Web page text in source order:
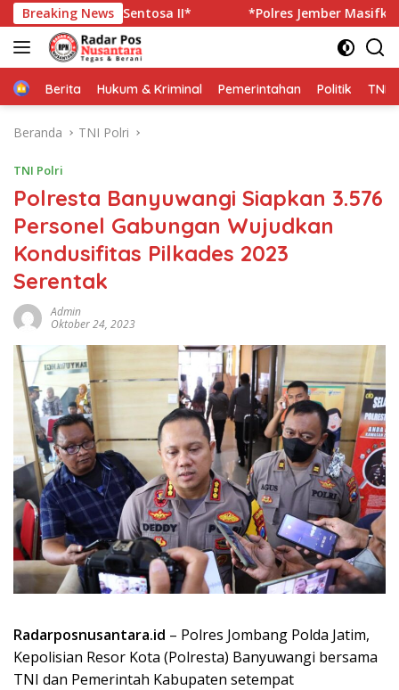
Langsung
ke
konten
Breaking News
Sentosa II* *Polres Jember Masifkan Edukasi
HomeBerita Hukum & Kriminal Pemerintahan Politik TNI
Beranda TNI Polri
TNI Polri
Polresta Banyuwangi Siapkan 3.576
Personel Gabungan Wujudkan
Kondusifitas Pilkades 2023
Serentak
Admin
Oktober 24, 2023
Radarposnusantara.id – Polres Jombang Polda Jatim,
Kepolisian Resor Kota (Polresta) Banyuwangi bersama
TNI dan Pemerintah Kabupaten setempat